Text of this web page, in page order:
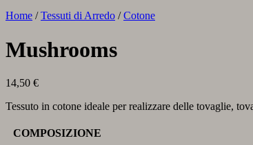
Home / Tessuti di Arredo / Cotone
Mushrooms
14,50 €
Tessuto in cotone ideale per realizzare delle tovaglie,
COMPOSIZIONE